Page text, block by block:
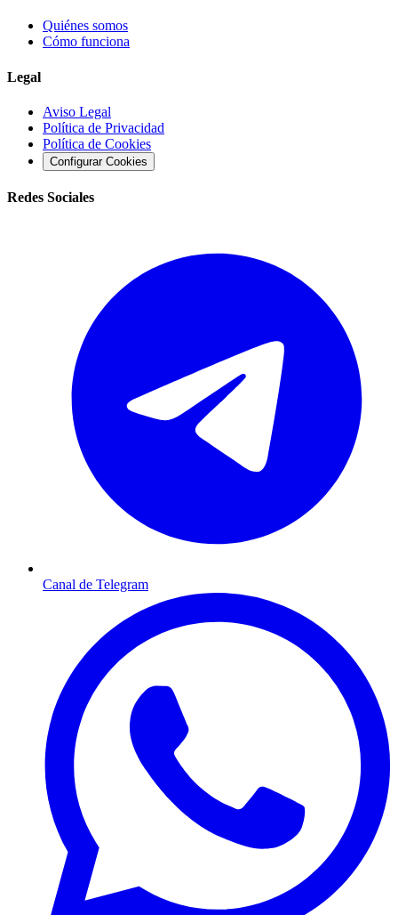
Quiénes somos
Cómo funciona
Legal
Aviso Legal
Política de Privacidad
Política de Cookies
Configurar Cookies
Redes Sociales
Canal de Telegram